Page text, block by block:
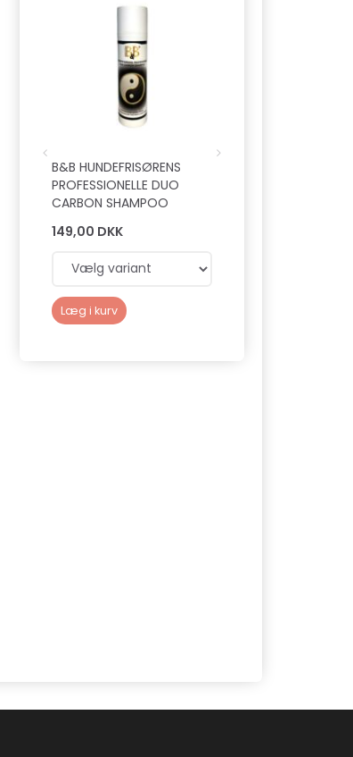
B&B HUNDEFRISØRENS
PROFESSIONELLE DUO
CARBON SHAMPOO
149,00 DKK
Læg i kurv